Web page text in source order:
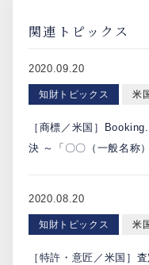
関連トピックス
2020.09.20
知財トピックス 米
［商標／米国］
決 ～「〇〇（一般名称
2020.08.20
知財トピックス 米
［特許・意匠／米国］